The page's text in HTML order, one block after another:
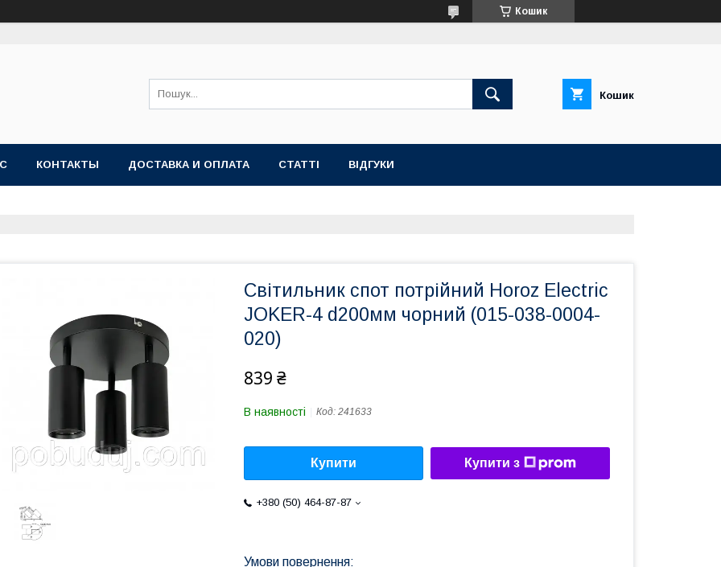
Кошик
Кошик
КОНТАКТЫ ДОСТАВКА И ОПЛАТА СТАТТІ ВІДГУКИ
Світильник спот потрійний Horoz Electric
JOKER-4 d200мм чорний (015-038-0004-
020)
839 ₴
В наявності Код: 241633
Купити Купити з
+380 (50) 464-87-87